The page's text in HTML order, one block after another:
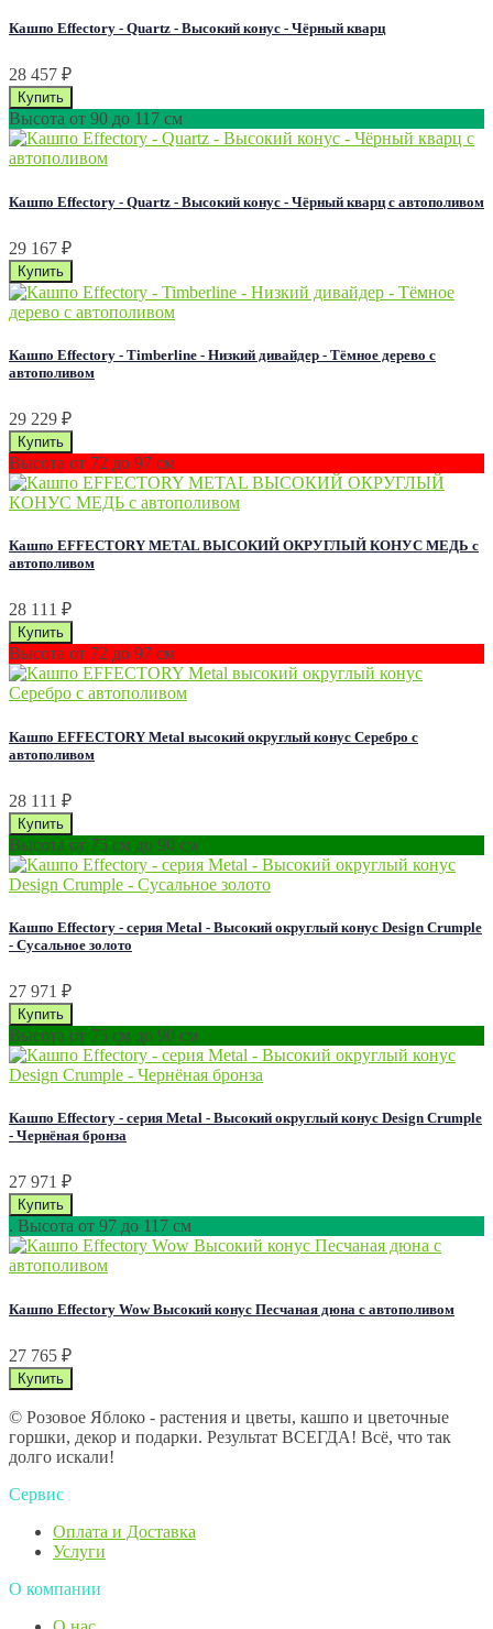
Кашпо Effectory - Quartz - Высокий конус - Чёрный кварц
28 457 ₽
Высота от 90 до 117 см
Кашпо Effectory - Quartz - Высокий конус - Чёрный кварц с автополивом
29 167 ₽
Кашпо Effectory - Timberline - Низкий дивайдер - Тёмное дерево с
автополивом
29 229 ₽
Высота от 72 до 97 см
Кашпо EFFECTORY METAL ВЫСОКИЙ ОКРУГЛЫЙ КОНУС МЕДЬ с
автополивом
28 111 ₽
Высота от 72 до 97 см
Кашпо EFFECTORY Metal высокий округлый конус Серебро с
автополивом
28 111 ₽
Высота от 75 см до 90 см
Кашпо Effectory - серия Metal - Высокий округлый конус Design Сrumple
- Сусальное золото
27 971 ₽
Высота от 75 см до 90 см
Кашпо Effectory - серия Metal - Высокий округлый конус Design Сrumple
- Чернёная бронза
27 971 ₽
. Высота от 97 до 117 см
Кашпо Effectory Wow Высокий конус Песчаная дюна с автополивом
27 765 ₽
© Розовое Яблоко - растения и цветы, кашпо и цветочные
горшки, декор и подарки. Результат ВСЕГДА! Всё, что так
долго искали!
Сервис
Оплата и Доставка
Услуги
О компании